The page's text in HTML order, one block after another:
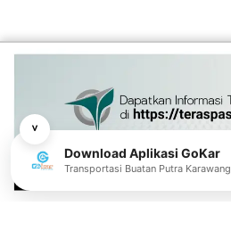
˅
Download Aplikasi GoKar
Transportasi Buatan Putra Karawang